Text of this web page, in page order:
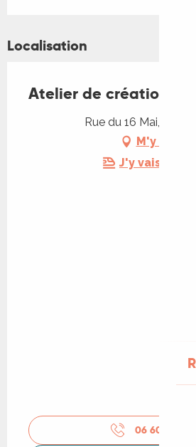
Localisation
Atelier de créations
Rue du 16 Mai, 46100
M'y rendre
J'y vais en
06 60 73 32